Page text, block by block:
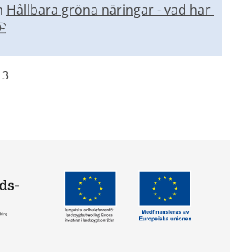
Hållbara gröna näringar - vad har